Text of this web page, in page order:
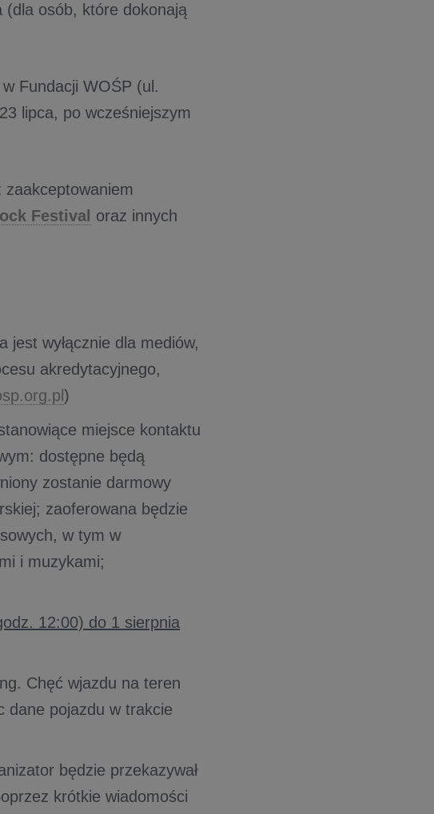
(dla osób, które dokonają
Fundacji WOŚP (ul.
lipca, po wcześniejszym
zaakceptowaniem
Festival oraz innych
jest wyłącznie dla mediów,
akredytacyjnego,
)
miejsce kontaktu
dostępne będą
zostanie darmowy
zaoferowana będzie
w tym w
i muzykami;
12:00) do 1 sierpnia
Chęć wjazdu na teren
dane pojazdu w trakcie
będzie przekazywał
krótkie wiadomości